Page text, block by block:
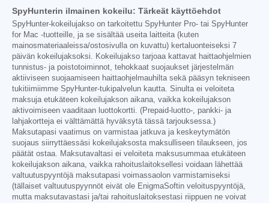
SpyHunterin ilmainen kokeilu: Tärkeät käyttöehdot
SpyHunter-kokeilujakso on tarkoitettu SpyHunter Pro- tai SpyHunter
for Mac -tuotteille, ja se sisältää useita laitteita (kuten
mainosmateriaaleissa/ostosivulla on kuvattu) kertaluonteiseksi 7
päivän kokeilujaksoksi. Kokeilujakso tarjoaa kattavat haittaohjelmien
tunnistus- ja poistotoiminnot, tehokkaat suojaukset järjestelmän
aktiiviseen suojaamiseen haittaohjelmauhilta sekä pääsyn tekniseen
tukitiimiimme SpyHunter-tukipalvelun kautta. Sinulta ei veloiteta
maksuja etukäteen kokeilujakson aikana, vaikka kokeilujakson
aktivoimiseen vaaditaan luottokortti. (Prepaid-luotto-, pankki- ja
lahjakortteja ei välttämättä hyväksytä tässä tarjouksessa.)
Maksutapasi vaatimus on varmistaa jatkuva ja keskeytymätön
suojaus siirryttäessäsi kokeilujaksosta maksulliseen tilaukseen, jos
päätät ostaa. Maksutavaltasi ei veloiteta maksusummaa etukäteen
kokeilujakson aikana, vaikka rahoituslaitoksellesi voidaan lähettää
valtuutuspyyntöjä maksutapasi voimassaolon varmistamiseksi
(tällaiset valtuutuspyynnöt eivät ole EnigmaSoftin veloituspyyntöjä,
mutta maksutavastasi ja/tai rahoituslaitoksestasi riippuen ne voivat